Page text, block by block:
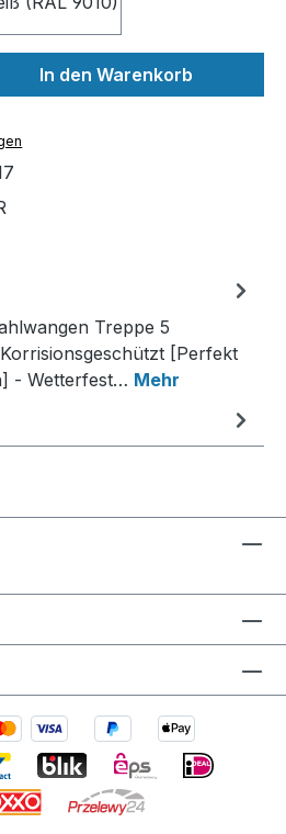
Gib den
In den Warenkorb
Treppe 5
[Perfekt
- Wetterfest… Mehr